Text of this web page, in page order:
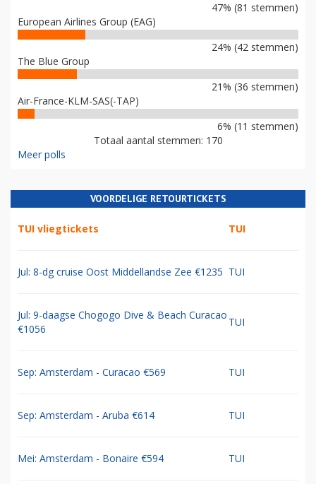
47% (81 stemmen)
European Airlines Group (EAG)
24% (42 stemmen)
The Blue Group
21% (36 stemmen)
Air-France-KLM-SAS(-TAP)
6% (11 stemmen)
Totaal aantal stemmen: 170
Meer polls
VOORDELIGE RETOURTICKETS
TUI vliegtickets TUI
Jul: 8-dg cruise Oost Middellandse Zee €1235 TUI
Jul: 9-daagse Chogogo Dive & Beach Curacao
€1056
TUI
Sep: Amsterdam - Curacao €569 TUI
Sep: Amsterdam - Aruba €614 TUI
Mei: Amsterdam - Bonaire €594 TUI